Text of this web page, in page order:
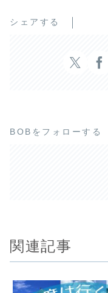
シェアする
BOBをフォローする
関連記事